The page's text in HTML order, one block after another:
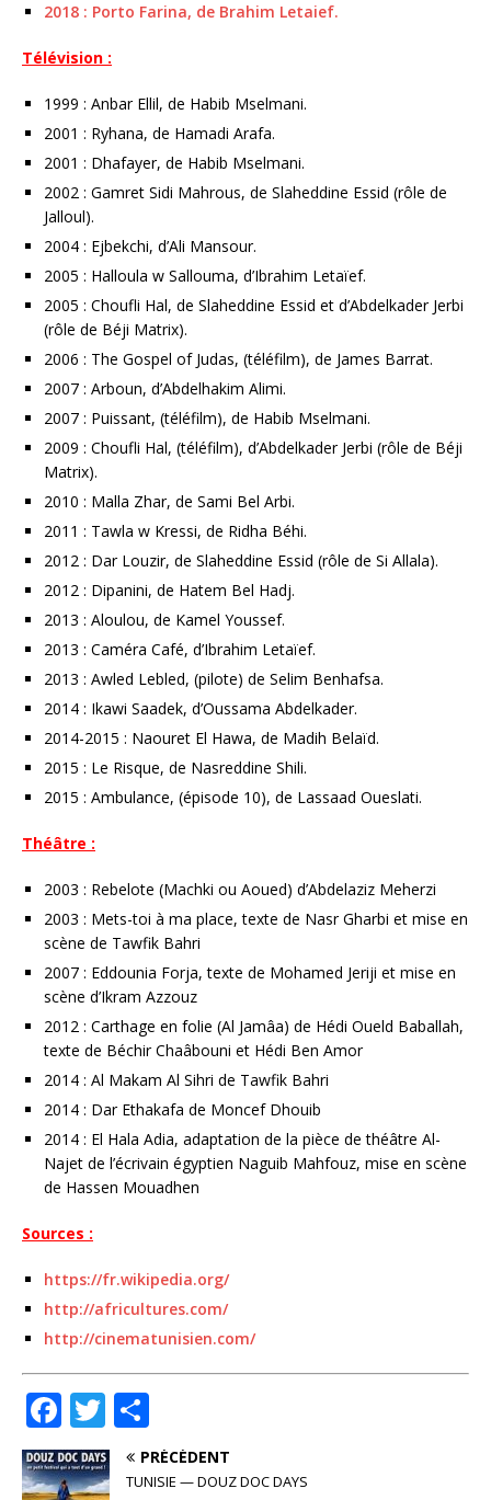
2018 : Porto Farina, de Brahim Letaief.
Télévision :
1999 : Anbar Ellil, de Habib Mselmani.
2001 : Ryhana, de Hamadi Arafa.
2001 : Dhafayer, de Habib Mselmani.
2002 : Gamret Sidi Mahrous, de Slaheddine Essid (rôle de
Jalloul).
2004 : Ejbekchi, d’Ali Mansour.
2005 : Halloula w Sallouma, d’Ibrahim Letaïef.
2005 : Choufli Hal, de Slaheddine Essid et d’Abdelkader Jerbi
(rôle de Béji Matrix).
2006 : The Gospel of Judas, (téléfilm), de James Barrat.
2007 : Arboun, d’Abdelhakim Alimi.
2007 : Puissant, (téléfilm), de Habib Mselmani.
2009 : Choufli Hal, (téléfilm), d’Abdelkader Jerbi (rôle de Béji
Matrix).
2010 : Malla Zhar, de Sami Bel Arbi.
2011 : Tawla w Kressi, de Ridha Béhi.
2012 : Dar Louzir, de Slaheddine Essid (rôle de Si Allala).
2012 : Dipanini, de Hatem Bel Hadj.
2013 : Aloulou, de Kamel Youssef.
2013 : Caméra Café, d’Ibrahim Letaïef.
2013 : Awled Lebled, (pilote) de Selim Benhafsa.
2014 : Ikawi Saadek, d’Oussama Abdelkader.
2014-2015 : Naouret El Hawa, de Madih Belaïd.
2015 : Le Risque, de Nasreddine Shili.
2015 : Ambulance, (épisode 10), de Lassaad Oueslati.
Théâtre :
2003 : Rebelote (Machki ou Aoued) d’Abdelaziz Meherzi
2003 : Mets-toi à ma place, texte de Nasr Gharbi et mise en
scène de Tawfik Bahri
2007 : Eddounia Forja, texte de Mohamed Jeriji et mise en
scène d’Ikram Azzouz
2012 : Carthage en folie (Al Jamâa) de Hédi Oueld Baballah,
texte de Béchir Chaâbouni et Hédi Ben Amor
2014 : Al Makam Al Sihri de Tawfik Bahri
2014 : Dar Ethakafa de Moncef Dhouib
2014 : El Hala Adia, adaptation de la pièce de théâtre Al-
Najet de l’écrivain égyptien Naguib Mahfouz, mise en scène
de Hassen Mouadhen
Sources :
https://fr.wikipedia.org/
http://africultures.com/
http://cinematunisien.com/
F
a
c
T
w
it
ar
ta
PRÉCÉDENT
TUNISIE — DOUZ DOC DAYS